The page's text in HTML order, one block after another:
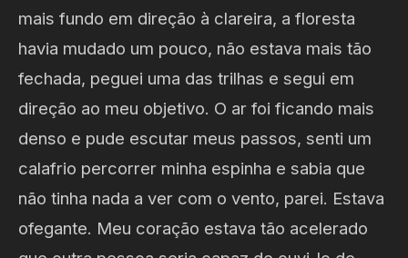
mais fundo em direção à clareira, a floresta
havia mudado um pouco, não estava mais tão
fechada, peguei uma das trilhas e segui em
direção ao meu objetivo. O ar foi ficando mais
denso e pude escutar meus passos, senti um
calafrio percorrer minha espinha e sabia que
não tinha nada a ver com o vento, parei. Estava
ofegante. Meu coração estava tão acelerado